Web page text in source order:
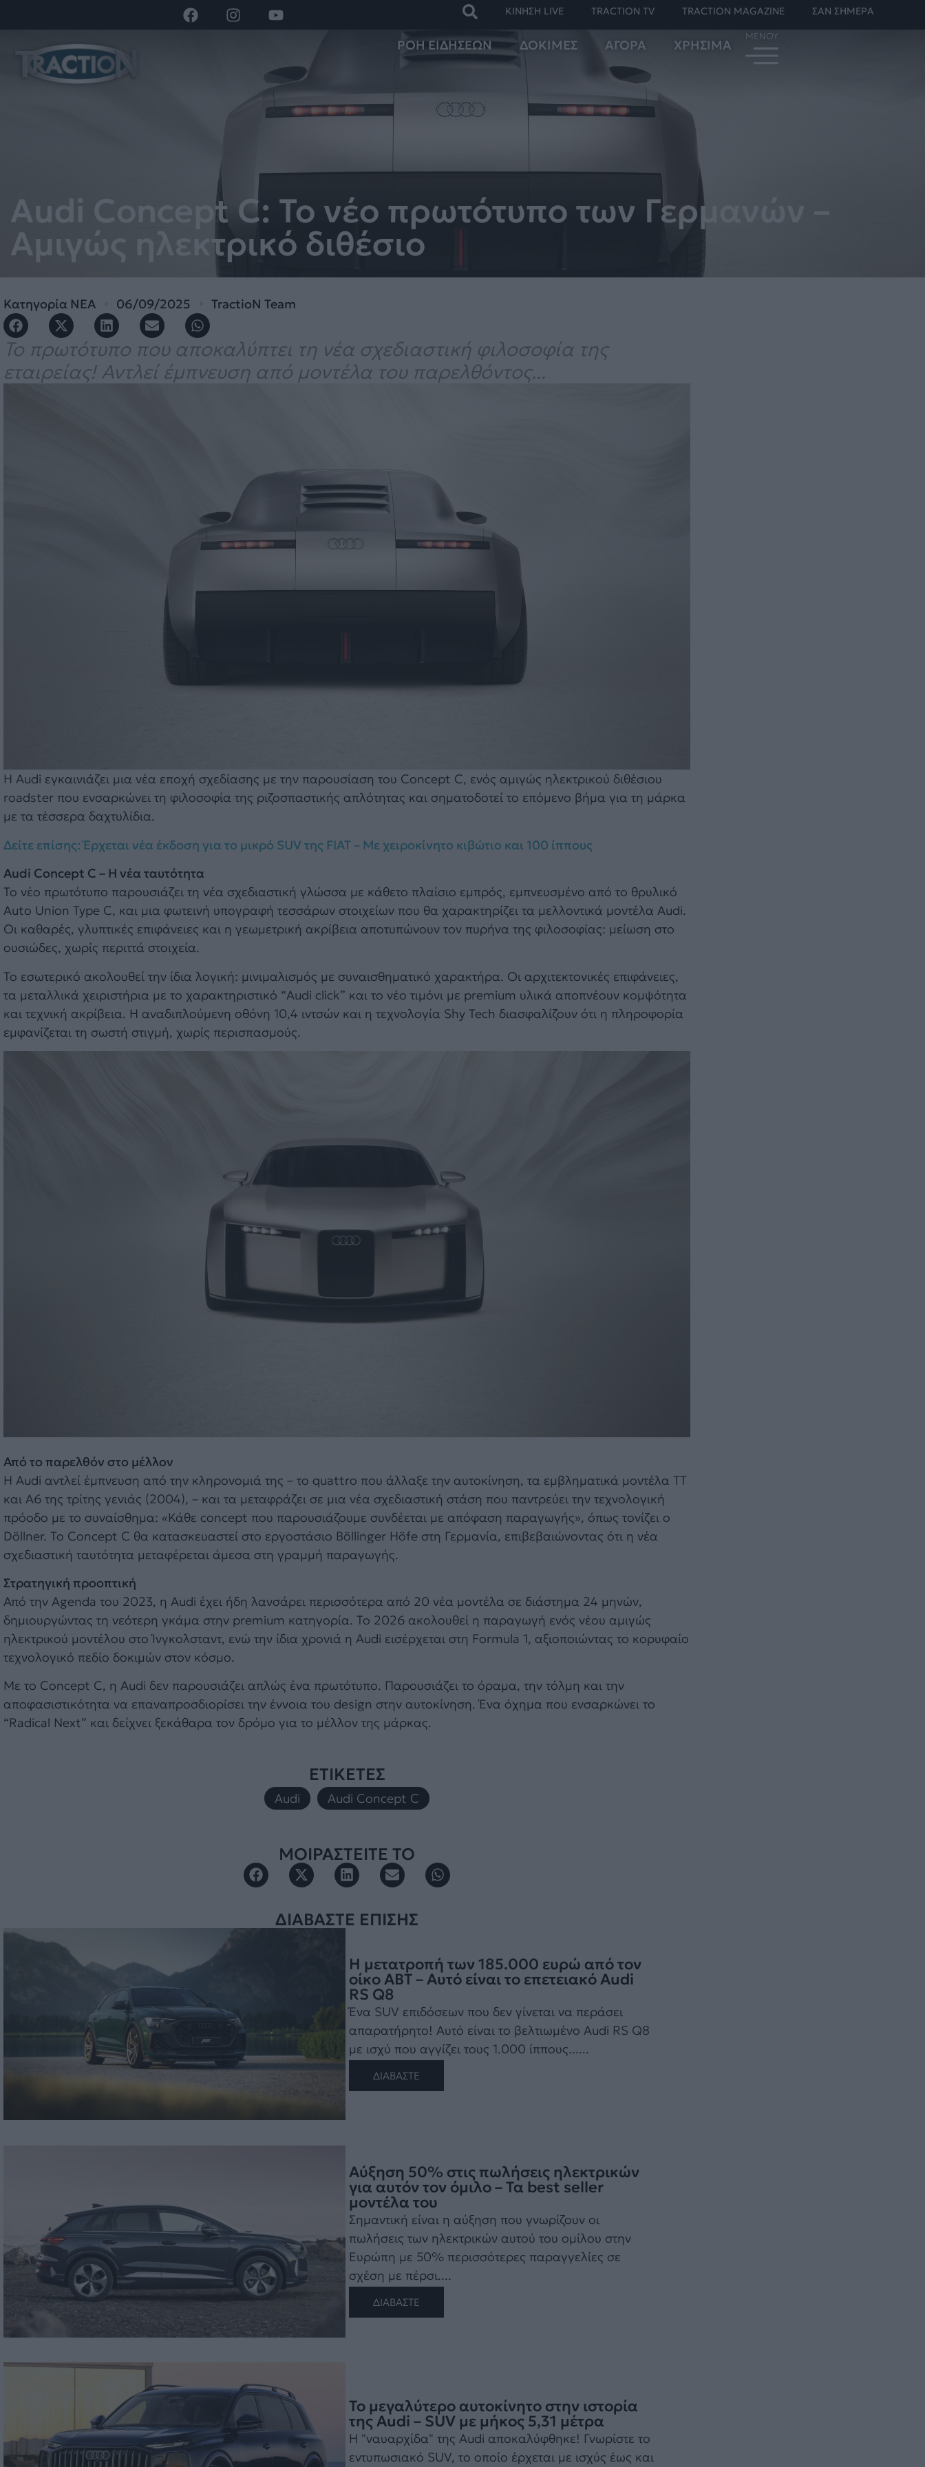
ΚΙΝΗΣΗ LIVE TRACTION TV TRACTION MAGAZINE ΣΑΝ ΣΗΜΕΡΑ
ΡΟΗ ΕΙΔΗΣΕΩΝ ΔΟΚΙΜΕΣ ΑΓΟΡΑ ΧΡΗΣΙΜΑ
Audi Concept C: To νέο πρωτότυπο των Γερμανών –
Αμιγώς ηλεκτρικό διθέσιο
Κατηγορία ΝΕΑ 06/09/2025 TractioN Team
Το πρωτότυπο που αποκαλύπτει τη νέα σχεδιαστική φιλοσοφία της
εταιρείας! Αντλεί έμπνευση από μοντέλα του παρελθόντος...
Η Audi εγκαινιάζει μια νέα εποχή σχεδίασης με την παρουσίαση του Concept C, ενός αμιγώς ηλεκτρικού διθέσιου
roadster που ενσαρκώνει τη φιλοσοφία της ριζοσπαστικής απλότητας και σηματοδοτεί το επόμενο βήμα για τη μάρκα
με τα τέσσερα δαχτυλίδια.
Δείτε επίσης: Έρχεται νέα έκδοση για τo μικρό SUV της FIAT – Με χειροκίνητο κιβώτιο και 100 ίππους
Audi Concept C – Η νέα ταυτότητα
Το νέο πρωτότυπο παρουσιάζει τη νέα σχεδιαστική γλώσσα με κάθετο πλαίσιο εμπρός, εμπνευσμένο από το θρυλικό
Auto Union Type C, και μια φωτεινή υπογραφή τεσσάρων στοιχείων που θα χαρακτηρίζει τα μελλοντικά μοντέλα Audi.
Οι καθαρές, γλυπτικές επιφάνειες και η γεωμετρική ακρίβεια αποτυπώνουν τον πυρήνα της φιλοσοφίας: μείωση στο
ουσιώδες, χωρίς περιττά στοιχεία.
Το εσωτερικό ακολουθεί την ίδια λογική: μινιμαλισμός με συναισθηματικό χαρακτήρα. Οι αρχιτεκτονικές επιφάνειες,
τα μεταλλικά χειριστήρια με το χαρακτηριστικό “Audi click” και το νέο τιμόνι με premium υλικά αποπνέουν κομψότητα
και τεχνική ακρίβεια. Η αναδιπλούμενη οθόνη 10,4 ιντσών και η τεχνολογία Shy Tech διασφαλίζουν ότι η πληροφορία
εμφανίζεται τη σωστή στιγμή, χωρίς περισπασμούς.
Από το παρελθόν στο μέλλον
Η Audi αντλεί έμπνευση από την κληρονομιά της – το quattro που άλλαξε την αυτοκίνηση, τα εμβληματικά μοντέλα TT
και A6 της τρίτης γενιάς (2004), – και τα μεταφράζει σε μια νέα σχεδιαστική στάση που παντρεύει την τεχνολογική
πρόοδο με το συναίσθημα: «Κάθε concept που παρουσιάζουμε συνδέεται με απόφαση παραγωγής», όπως τονίζει ο
Döllner. Το Concept C θα κατασκευαστεί στο εργοστάσιο Böllinger Höfe στη Γερμανία, επιβεβαιώνοντας ότι η νέα
σχεδιαστική ταυτότητα μεταφέρεται άμεσα στη γραμμή παραγωγής.
Στρατηγική προοπτική
Από την Agenda του 2023, η Audi έχει ήδη λανσάρει περισσότερα από 20 νέα μοντέλα σε διάστημα 24 μηνών,
δημιουργώντας τη νεότερη γκάμα στην premium κατηγορία. Το 2026 ακολουθεί η παραγωγή ενός νέου αμιγώς
ηλεκτρικού μοντέλου στο Ίνγκολσταντ, ενώ την ίδια χρονιά η Audi εισέρχεται στη Formula 1, αξιοποιώντας το κορυφαίο
τεχνολογικό πεδίο δοκιμών στον κόσμο.
Με το Concept C, η Audi δεν παρουσιάζει απλώς ένα πρωτότυπο. Παρουσιάζει το όραμα, την τόλμη και την
αποφασιστικότητα να επαναπροσδιορίσει την έννοια του design στην αυτοκίνηση. Ένα όχημα που ενσαρκώνει το
“Radical Next” και δείχνει ξεκάθαρα τον δρόμο για το μέλλον της μάρκας.
ΕΤΙΚΕΤΕΣ
Audi Audi Concept C
ΜΟΙΡΑΣΤΕΙΤΕ ΤΟ
ΔΙΑΒΑΣΤΕ ΕΠΙΣΗΣ
Η μετατροπή των 185.000 ευρώ από τον
οίκο ABT – Αυτό είναι το επετειακό Audi
RS Q8
Ένα SUV επιδόσεων που δεν γίνεται να περάσει
απαρατήρητο! Αυτό είναι το βελτιωμένο Audi RS Q8
με ισχύ που αγγίζει τους 1.000 ίππους......
ΔΙΑΒΑΣΤΕ
Αύξηση 50% στις πωλήσεις ηλεκτρικών
για αυτόν τον όμιλο – Τα best seller
μοντέλα του
Σημαντική είναι η αύξηση που γνωρίζουν οι
πωλήσεις των ηλεκτρικών αυτού του ομίλου στην
Ευρώπη με 50% περισσότερες παραγγελίες σε
σχέση με πέρσι....
ΔΙΑΒΑΣΤΕ
Το μεγαλύτερο αυτοκίνητο στην ιστορία
της Audi – SUV με μήκος 5,31 μέτρα
Η "ναυαρχίδα" της Audi αποκαλύφθηκε! Γνωρίστε το
εντυπωσιακό SUV, το οποίο έρχεται με ισχύς έως και